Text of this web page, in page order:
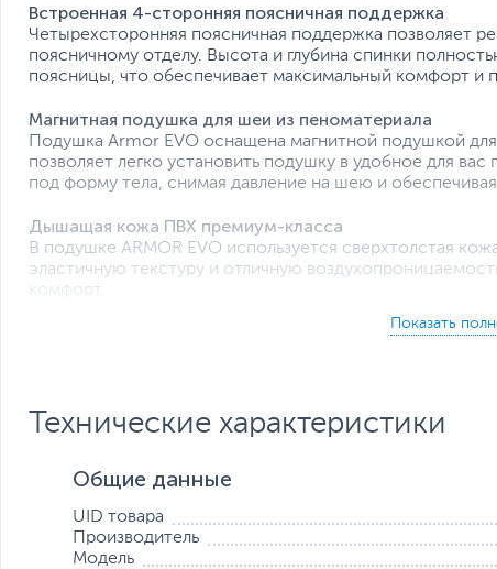
Встроенная 4-сторонняя поясничная поддержка
Четырехсторонняя поясничная поддержка позволяет
поясничному отделу. Высота и глубина спинки
поясницы, что обеспечивает максимальный комфорт и
Магнитная подушка для шеи из пеноматериала
Подушка Armor EVO оснащена магнитной подушкой
позволяет легко установить подушку в удобное для
под форму тела, снимая давление на шею и
Дышащая кожа ПВХ премиум-класса
В подушке ARMOR EVO используется сверхтолстая
эластичную текстуру и отличную
комфорт.
Регулировка высоты с помощью поршневого лифта
Поршневой подъемник высшего качества позволяет
Раскачивайте EVO!
Регулировка угла наклона позволяет комфортно
при оптимальном давлении. Зафиксируйте свое
Технические характеристики
Общие данные
UID товара
Производитель
Модель